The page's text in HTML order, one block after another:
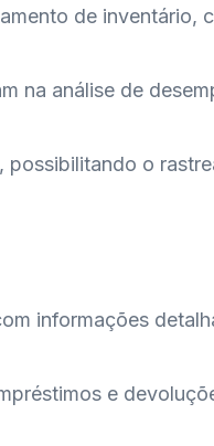
de inventário,
na análise de
o
informações
e